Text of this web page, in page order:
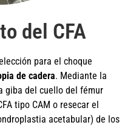
del CFA
para el choque
de cadera. Mediante la
giba del cuello del fémur
tipo CAM o resecar el
acetabular) de los